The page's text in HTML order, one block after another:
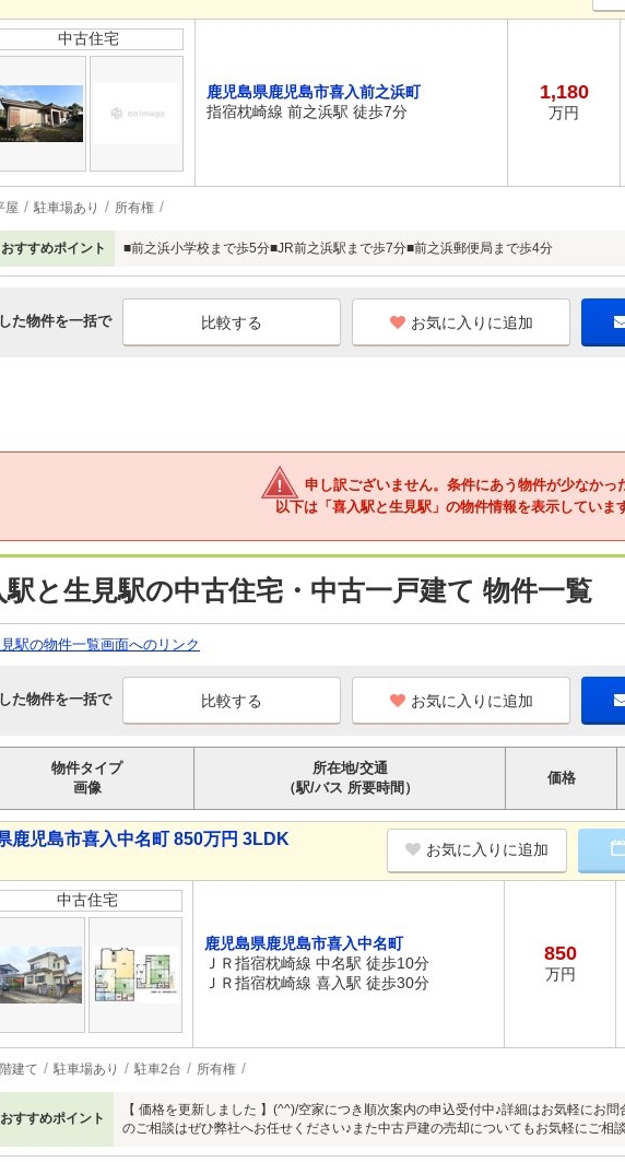
中古住宅
鹿児島県鹿児島市喜入前之浜町
指宿枕崎線 前之浜駅 徒歩7分
1,180
万円
屋 駐車場あり 所有権
おすすめポイント ■前之浜小学校まで歩5分■JR前之浜駅まで歩7分■前之浜郵便局まで歩4分
た物件を一括で お気に入りに追加
申し訳ございません。条件にあう物件が少なかっ
以下は「喜入駅と生見駅」の物件情報を表示していま
駅と生見駅の中古住宅・中古一戸建て 物件一覧
駅の物件一覧画面へのリンク
た物件を一括で お気に入りに追加
物件タイプ
画像
所在地/交通
（駅/バス 所要時間）
価格
鹿児島市喜入中名町 850万円 3LDK
お気に入りに追加
中古住宅
鹿児島県鹿児島市喜入中名町
ＪＲ指宿枕崎線 中名駅 徒歩10分
ＪＲ指宿枕崎線 喜入駅 徒歩30分
850
万円
建て 駐車場あり 駐車2台 所有権
おすすめポイント
【 価格を更新しました 】(^^)/空家につき順次案内の申込受付中♪詳細はお気軽にお
のご相談はぜひ弊社へお任せください♪また中古戸建の売却についてもお気軽にご相